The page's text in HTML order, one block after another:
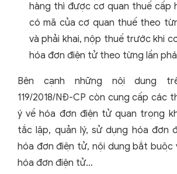
hàng thì được cơ quan thuế cấp
có mã của cơ quan thuế theo
và phải khai, nộp thuế trước khi
hóa đơn điện tử theo từng lần
Bên cạnh những nội dung
119/2018/NĐ-CP còn cung cấp các
ý về hóa đơn điện tử quan trọng
tắc lập, quản lý, sử dụng hóa đơn
hóa đơn điện tử, nội dung bắt buộc
hóa đơn điện tử…